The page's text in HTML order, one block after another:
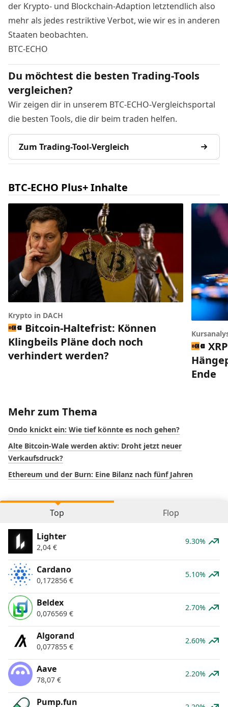
der Krypto- und Blockchain-Adaption letztendlich also
mehr als jedes restriktive Verbot, wie wir es in anderen
Staaten beobachten.
BTC-ECHO
Du möchtest die besten Trading-Tools
vergleichen?
Wir zeigen dir in unserem BTC-ECHO-Vergleichsportal
die besten Tools, die dir beim traden helfen.
Zum Trading-Tool-Vergleich
BTC-ECHO Plus+ Inhalte
Krypto in DACH
Bitcoin-Haltefrist: Können
Klingbeils Pläne doch noch
verhindert werden?
Ende
Mehr zum Thema
Ondo knickt ein: Wie tief könnte es noch gehen?
Alte Bitcoin-Wale werden aktiv: Droht jetzt neuer
Verkaufsdruck?
Ethereum und der Burn: Eine Bilanz nach fünf Jahren
Top Flop
Lighter
2,04 €
9.30%
Cardano
0,172856 €
5.10%
Beldex
0,076569 €
2.70%
Algorand
0,077855 €
2.60%
Aave
78,07 €
2.20%
Pump.fun